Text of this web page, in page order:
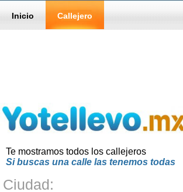
Inicio Callejero
Te mostramos todos los callejeros
Si buscas una calle las tenemos todas
Ciudad: